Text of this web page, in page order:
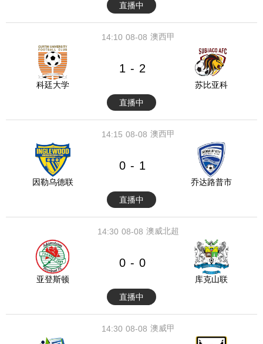
直播中
08-08
14:10 澳西甲
科廷大学
1 - 2
苏比亚科
直播中
08-08
14:15 澳西甲
因勒乌德联
0 - 1
乔达路普市
直播中
08-08
14:30 澳威北超
亚登斯顿
0 - 0
库克山联
直播中
08-08
14:30 澳威甲